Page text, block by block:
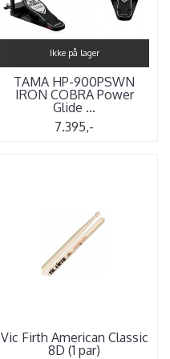
Ikke på lager
TAMA HP-900PSWN
IRON COBRA Power
Glide ...
7.395,-
Vic Firth American Classic
8D (1 par)